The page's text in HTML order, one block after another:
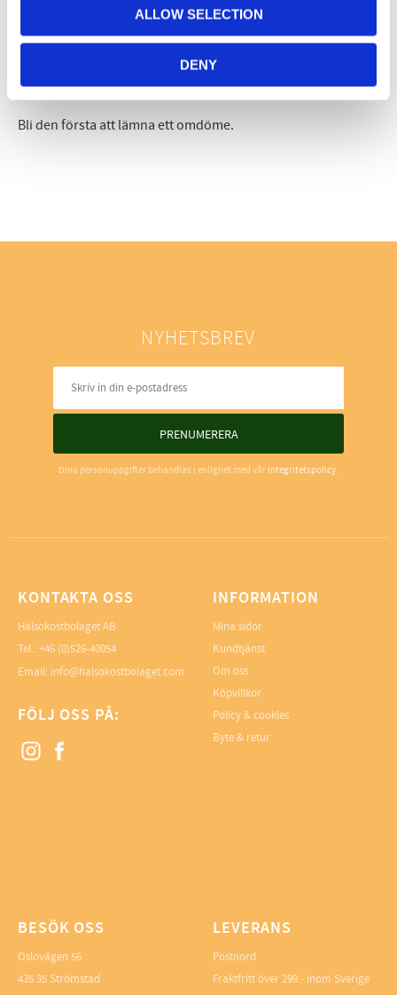
ALLOW SELECTION
DENY
Bli den första att lämna ett omdöme.
NYHETSBREV
PRENUMERERA
Dina personuppgifter behandlas i enlighet med vår integritetspolicy.
KONTAKTA OSS
Hälsokostbolaget AB
Tel.: +46 (0)526-40054
Email: info@halsokostbolaget.com
FÖLJ OSS PÅ:
INFORMATION
Mina sidor
Kundtjänst
Om oss
Köpvillkor
Policy & cookies
Byte & retur
BESÖK OSS
Oslovägen 56
435 35 Strömstad
LEVERANS
Postnord
Fraktfritt över 299.- inom Sverige